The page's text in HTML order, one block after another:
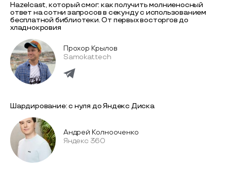
Hazelcast, который смог: как получить молниеносный
ответ на сотни запросов в секунду с использованием
бесплатной библиотеки. От первых восторгов до
хладнокровия
Прохор Крылов
Samokat.tech
Шардирование: с нуля до Яндекс Диска
Андрей Колнооченко
Яндекс 360